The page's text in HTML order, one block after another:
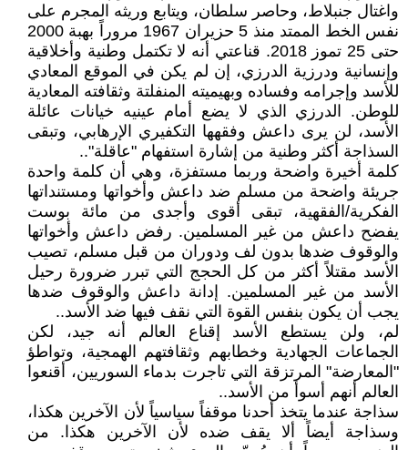
واغتال جنبلاط، وحاصر سلطان، ويتابع وريثه المجرم على
نفس الخط الممتد منذ 5 حزيران 1967 مروراً بهبة 2000
حتى 25 تموز 2018. قناعتي أنه لا تكتمل وطنية وأخلاقية
وإنسانية ودرزية الدرزي، إن لم يكن في الموقع المعادي
للأسد وإجرامه وفساده وبهيميته المنفلتة وثقافته المعادية
للوطن. الدرزي الذي لا يضع أمام عينيه خيانات عائلة
الأسد، لن يرى داعش وفقهها التكفيري الإرهابي، وتبقى
السذاجة أكثر وطنية من إشارة استفهام "عاقلة"..
كلمة أخيرة واضحة وربما مستفزة، وهي أن كلمة واحدة
جريئة واضحة من مسلم ضد داعش وأخواتها ومستنداتها
الفكرية/الفقهية، تبقى أقوى وأجدى من مائة بوست
يفضح داعش من غير المسلمين. رفض داعش وأخواتها
والوقوف ضدها بدون لف ودوران من قبل مسلم، تصيب
الأسد مقتلاً أكثر من كل الحجج التي تبرر ضرورة رحيل
الأسد من غير المسلمين. إدانة داعش والوقوف ضدها
يجب أن يكون بنفس القوة التي نقف فيها ضد الأسد..
لم، ولن يستطع الأسد إقناع العالم أنه جيد، لكن
الجماعات الجهادية وخطابهم وثقافتهم الهمجية، وتواطؤ
"المعارضة" المرتزقة التي تاجرت بدماء السوريين، أقنعوا
العالم أنهم أسوأ من الأسد..
سذاجة عندما يتخذ أحدنا موقفاً سياسياً لأن الآخرين هكذا،
وسذاجة أيضاً ألا يقف ضده لأن الآخرين هكذا. من